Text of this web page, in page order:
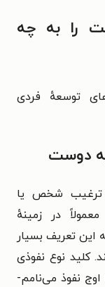
را به چه
توسعهٔ فردی
دوست
ترغیب شخص یا
در زمینهٔ
تعریف بسیار
کلید نوع نفوذی
نفوذ می‌نامم-